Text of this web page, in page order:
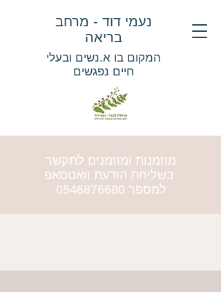
נעמי דוד - מרחב
בריאה
המקום בו א.נשים ובעלי
חיים נפגשים
מוזמנות ומוזמנים לתקשר
בשליחת הודעת וואטסאפ
למספר 0546876680